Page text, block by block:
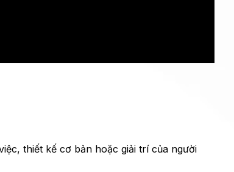
thiết kế cơ bản hoặc giải trí của người